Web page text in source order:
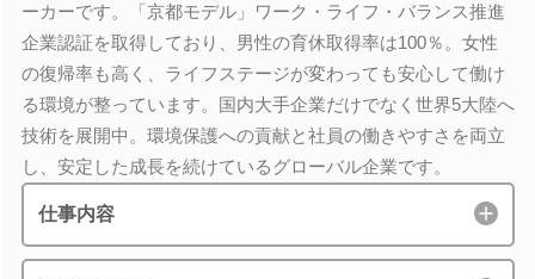
ーカーです。「京都モデル」ワーク・ライフ・バランス推進
企業認証を取得しており、男性の育休取得率は100％。女性
の復帰率も高く、ライフステージが変わっても安心して働け
る環境が整っています。国内大手企業だけでなく世界5大陸へ
技術を展開中。環境保護への貢献と社員の働きやすさを両立
し、安定した成長を続けているグローバル企業です。
仕事内容